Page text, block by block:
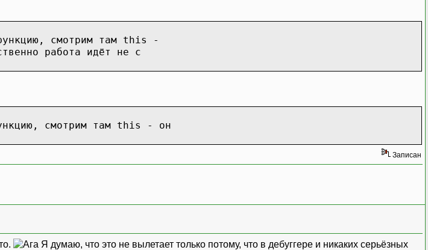
смотрим там this -
работа идёт не с
смотрим там this - он
Записан
Я думаю, что это не вылетает только потому, что в дебуггере и никаких серьёзных